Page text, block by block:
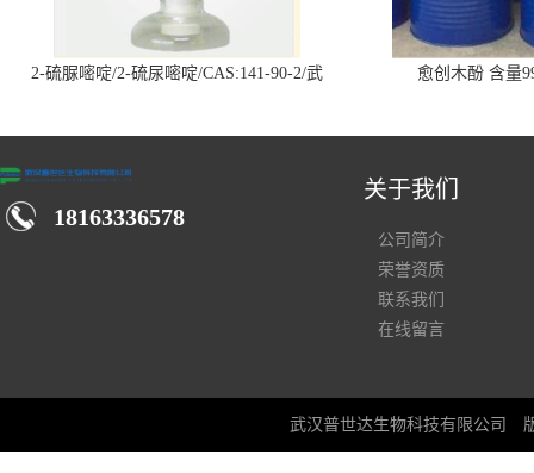
2-硫脲嘧啶/2-硫尿嘧啶/CAS:141-90-2/武
愈创木酚 含量
18163336578
关于我们
公司简介
荣誉资质
联系我们
在线留言
武汉普世达生物科技有限公司